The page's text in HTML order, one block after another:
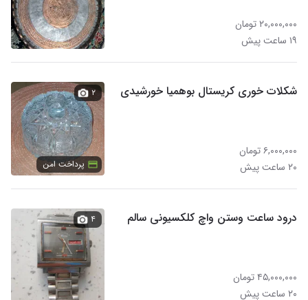
۲۰,۰۰۰,۰۰۰ تومان
۱۹ ساعت پیش
شکلات خوری کریستال بوهمیا خورشیدی
۶,۰۰۰,۰۰۰ تومان
۲۰ ساعت پیش
۲
پرداخت امن
درود ساعت وستن واچ کلکسیونی سالم
۴۵,۰۰۰,۰۰۰ تومان
۲۰ ساعت پیش
۴